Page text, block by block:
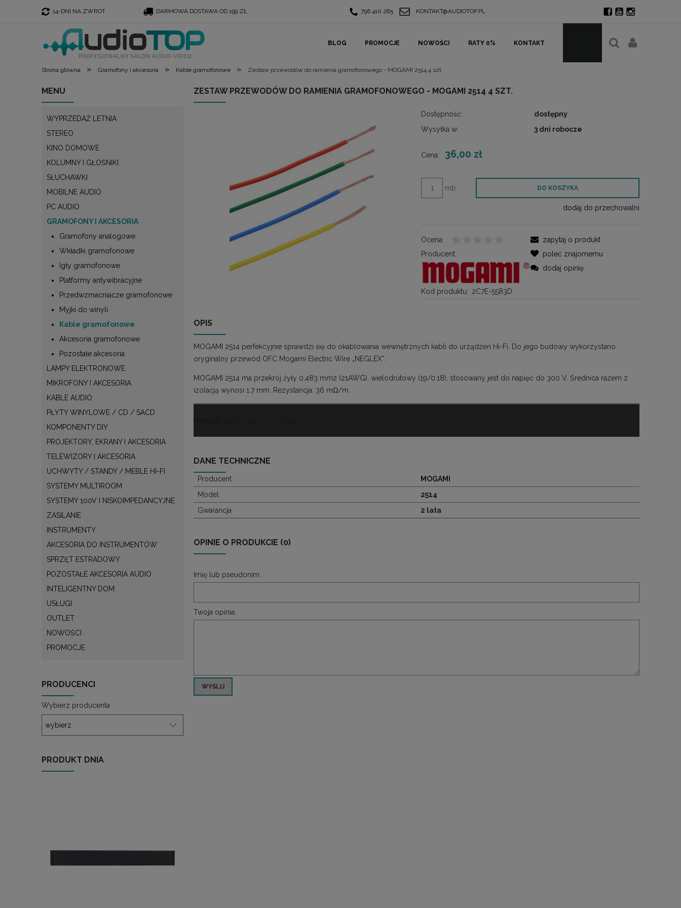
14-DNI NA ZWROT DARMOWA DOSTAWA OD 199 ZŁ 796 410 285 KONTAKT@AUDIOTOP.PL
BLOG PROMOCJE NOWOŚCI RATY 0% KONTAKT
Strona główna » Gramofony i akcesoria » Kable gramofonowe » Zestaw przewodów do ramienia gramofonowego - MOGAMI 2514 4 szt.
MENU
WYPRZEDAŻ LETNIA
STEREO
KINO DOMOWE
KOLUMNY I GŁOŚNIKI
SŁUCHAWKI
MOBILNE AUDIO
PC AUDIO
GRAMOFONY I AKCESORIA
Gramofony analogowe
Wkładki gramofonowe
Igły gramofonowe
Platformy antywibracyjne
Przedwzmacniacze gramofonowe
Myjki do winyli
Kable gramofonowe
Akcesoria gramofonowe
Pozostałe akcesoria
LAMPY ELEKTRONOWE
MIKROFONY I AKCESORIA
KABLE AUDIO
PŁYTY WINYLOWE / CD / SACD
KOMPONENTY DIY
PROJEKTORY, EKRANY I AKCESORIA
TELEWIZORY I AKCESORIA
UCHWYTY / STANDY / MEBLE HI-FI
SYSTEMY MULTIROOM
SYSTEMY 100V I NISKOIMPEDANCYJNE
ZASILANIE
INSTRUMENTY
AKCESORIA DO INSTRUMENTÓW
SPRZĘT ESTRADOWY
POZOSTAŁE AKCESORIA AUDIO
INTELIGENTNY DOM
USŁUGI
OUTLET
NOWOŚCI
PROMOCJE
PRODUCENCI
Wybierz producenta
PRODUKT DNIA
ZESTAW PRZEWODÓW DO RAMIENIA GRAMOFONOWEGO - MOGAMI 2514 4 SZT.
Dostępność:
dostępny
Wysyłka w:
3 dni robocze
Cena: 36,00 zł
mb DO KOSZYKA
dodaj do przechowalni
Ocena:
Producent:
Kod produktu: 2C7E-5583D
zapytaj o produkt
poleć znajomemu
dodaj opinię
OPIS
MOGAMI 2514 perfekcyjnie sprawdzi się do okablowania wewnętrznych kabli do urządzeń Hi-Fi. Do jego budowy wykorzystano
oryginalny przewód OFC Mogami Electric Wire „NEGLEX”.
MOGAMI 2514 ma przekrój żyły 0,483 mm2 (21AWG), wielodrutowy (19/0.18), stosowany jest do napięć do 300 V. Średnica razem z
izolacją wynosi 1.7 mm. Rezystancja: 36 mΩ/m.
DANE TECHNICZNE
Producent
MOGAMI
Model
2514
Gwarancja
2 lata
OPINIE O PRODUKCIE (0)
Imię lub pseudonim:
Twoja opinia:
WYŚLIJ